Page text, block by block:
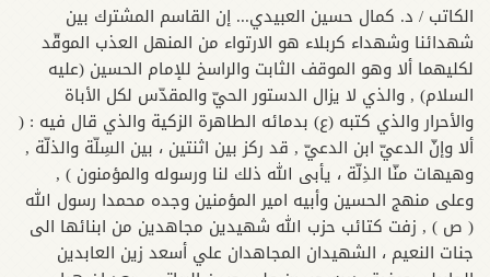
الكاتب / د. كمال حسين العبيدي... إن القاسم المشترك بين
شهدائنا وشهداء كربلاء هو الارتواء من المنهل العذب الموقّد
لكليهما ألا وهو الموقف الثابت والراسخ للإمام الحسين (عليه
السلام) , والذي لا يزال الدستور الحيّ والمقدّس لكل الأباة
والأحرار والذي كتبه (ع) بدمائه الطاهرة الزكية والذي قال فيه : (
ألا وإنّ الدعيّ ابن الدعيّ , قد ركز بين اثنتين ، بين السِلّة والذلّة ,
وهيهات منّا الذِلّة ، يأبى الله ذلك لنا ورسوله والمؤمنون ) ,
وعلى منهج الحسين وأبيه امير المؤمنين وجده محمدا رسول الله
( ص ) , زفت كتائب حزب الله شهيدين مجاهدين من ابنائها الى
جنات النعيم ، الشهيدان المجاهدان علي أسعد زين العابدين